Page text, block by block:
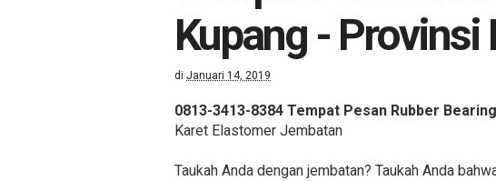
Kupang -
di Januari 14, 2019
0813-3413-8384 Tempat Pesan Rubber
Karet Elastomer Jembatan
Taukah Anda dengan jembatan? Taukah Anda